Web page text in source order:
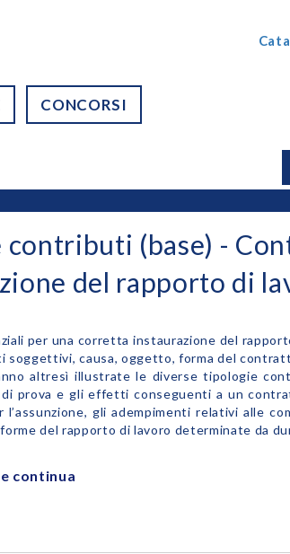
CONCORSI
contributi (base) -
del rapporto di
per una corretta instaurazione del
soggettivi, causa, oggetto, forma del
altresì illustrate le diverse tipologie
di prova e gli effetti conseguenti a un
gli adempimenti relativi alle
del rapporto di lavoro determinate da
continua